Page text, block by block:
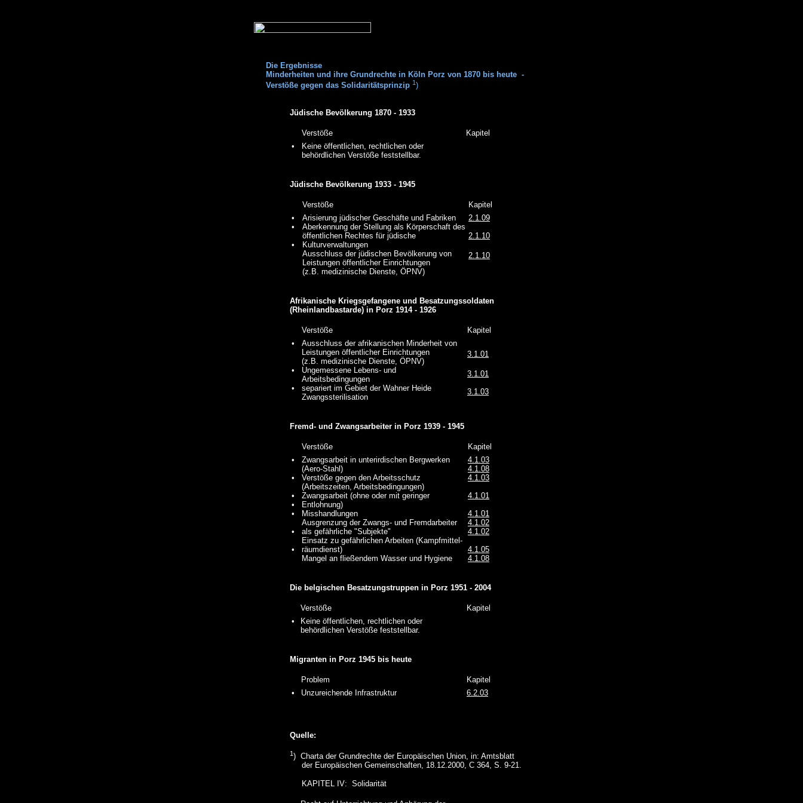
Die Ergebnisse
Minderheiten und ihre Grundrechte in Köln Porz von 1870 bis heute -
Verstöße gegen das Solidaritätsprinzip 1)
Jüdische Bevölkerung 1870 - 1933
Verstöße
Kapitel
•
Keine öffentlichen, rechtlichen oder
behördlichen Verstöße feststellbar.
Jüdische Bevölkerung 1933 - 1945
Verstöße
Kapitel
•
•
•
Arisierung jüdischer Geschäfte und Fabriken
Aberkennung der Stellung als Körperschaft des
öffentlichen Rechtes für jüdische
Kulturverwaltungen
Ausschluss der jüdischen Bevölkerung von
Leistungen öffentlicher Einrichtungen
(z.B. medizinische Dienste, ÖPNV)
2.1.09
2.1.10
2.1.10
Afrikanische Kriegsgefangene und Besatzungssoldaten
(Rheinlandbastarde) in Porz 1914 - 1926
Verstöße
Kapitel
•
•
•
Ausschluss der afrikanischen Minderheit von
Leistungen öffentlicher Einrichtungen
(z.B. medizinische Dienste, ÖPNV)
Ungemessene Lebens- und
Arbeitsbedingungen
separiert im Gebiet der Wahner Heide
Zwangssterilisation
3.1.01
3.1.01
3.1.03
Fremd- und Zwangsarbeiter in Porz 1939 - 1945
Verstöße
Kapitel
•
•
•
•
•
•
•
Zwangsarbeit in unterirdischen Bergwerken
(Aero-Stahl)
Verstöße gegen den Arbeitsschutz
(Arbeitszeiten, Arbeitsbedingungen)
Zwangsarbeit (ohne oder mit geringer
Entlohnung)
Misshandlungen
Ausgrenzung der Zwangs- und Fremdarbeiter
als gefährliche "Subjekte"
Einsatz zu gefährlichen Arbeiten (Kampfmittel-
räumdienst)
Mangel an fließendem Wasser und Hygiene
4.1.03
4.1.08
4.1.03
4.1.01
4.1.01
4.1.02
4.1.02
4.1.05
4.1.08
Die belgischen Besatzungstruppen in Porz 1951 - 2004
Verstöße
Kapitel
•
Keine öffentlichen, rechtlichen oder
behördlichen Verstöße feststellbar.
Migranten in Porz 1945 bis heute
Problem
Kapitel
•
Unzureichende Infrastruktur 6.2.03
Quelle:
1) Charta der Grundrechte der Europäischen Union, in: Amtsblatt
der Europäischen Gemeinschaften, 18.12.2000, C 364, S. 9-21.
KAPITEL IV: Solidarität